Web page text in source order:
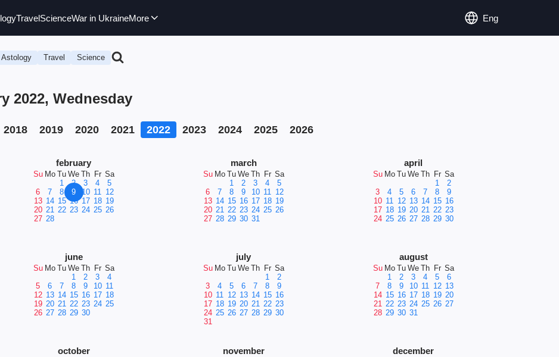
TravelScienceWar in UkraineMore Eng
Astology Travel Science
2022, Wednesday
2018 2019 2020 2021 2022 2023 2024 2025 2026
february
Su Mo Tu We Th Fr Sa
1
2 3 4
5
6
7 8 9 10 11 12
13 14 15 16 17 18 19
20 21 22 23 24 25 26
27 28
march
Su Mo Tu We Th Fr Sa
1
2 3 4
5
6
7 8 9 10 11 12
13 14 15 16 17 18 19
20 21 22 23 24 25 26
27 28 29 30 31
april
Su Mo Tu We Th Fr Sa
1
2
3
4 5 6 7 8
9
10 11 12 13 14 15 16
17 18 19 20 21 22 23
24 25 26 27 28 29 30
june
Su Mo Tu We Th Fr Sa
1
2 3
4
5
6 7 8 9 10 11
12 13 14 15 16 17 18
19 20 21 22 23 24 25
26 27 28 29 30
july
Su Mo Tu We Th Fr Sa
1
2
3
4 5 6 7 8
9
10 11 12 13 14 15 16
17 18 19 20 21 22 23
24 25 26 27 28 29 30
31
august
Su Mo Tu We Th Fr Sa
1
2 3 4 5
6
7
8 9 10 11 12 13
14 15 16 17 18 19 20
21 22 23 24 25 26 27
28 29 30 31
october november december